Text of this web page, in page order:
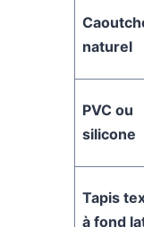
naturel
PVC ou
silicone
Tapis
à fond